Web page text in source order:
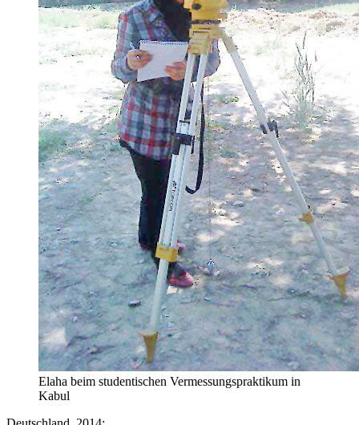
Elaha beim studentischen Vermessungspraktikum in
Kabul